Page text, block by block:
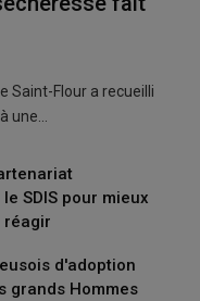
Saint-Flour a recueilli
une…
SDIS pour mieux
réagir
d'adoption
grands Hommes